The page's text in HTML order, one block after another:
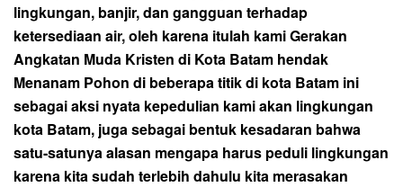
lingkungan, banjir, dan gangguan terhadap
ketersediaan air, oleh karena itulah kami Gerakan
Angkatan Muda Kristen di Kota Batam hendak
Menanam Pohon di beberapa titik di kota Batam ini
sebagai aksi nyata kepedulian kami akan lingkungan
kota Batam, juga sebagai bentuk kesadaran bahwa
satu-satunya alasan mengapa harus peduli lingkungan
karena kita sudah terlebih dahulu kita merasakan